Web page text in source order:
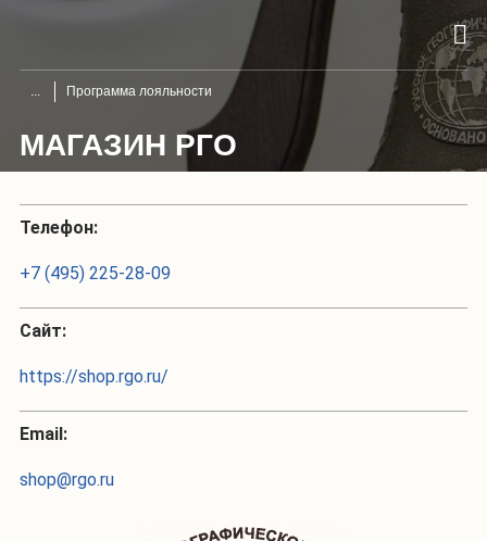
Программа лояльности
МАГАЗИН РГО
Телефон:
+7 (495) 225-28-09
Сайт:
https://shop.rgo.ru/
Email:
shop@rgo.ru